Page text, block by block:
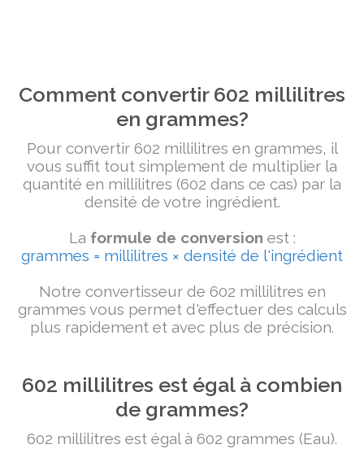
Comment convertir 602 millilitres
en grammes?
Pour convertir 602 millilitres en grammes, il
vous suffit tout simplement de multiplier la
quantité en millilitres (602 dans ce cas) par la
densité de votre ingrédient.
La formule de conversion est :
grammes = millilitres × densité de l'ingrédient
Notre convertisseur de 602 millilitres en
grammes vous permet d'effectuer des calculs
plus rapidement et avec plus de précision.
602 millilitres est égal à combien
de grammes?
602 millilitres est égal à 602 grammes (Eau).